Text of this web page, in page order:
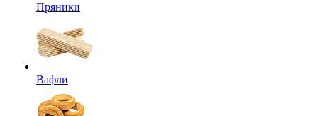
Пряники
Вафли